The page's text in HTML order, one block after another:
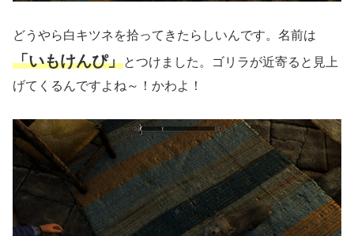
どうやら白キツネを拾ってきたらしいんです。名前は
「いもけんぴ」とつけました。ゴリラが近寄ると見上
げてくるんですよね～！かわよ！